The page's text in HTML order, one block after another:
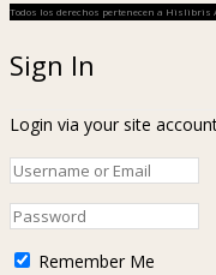
Todos los derechos pertenecen a
Sign In
Login via your site
Remember Me